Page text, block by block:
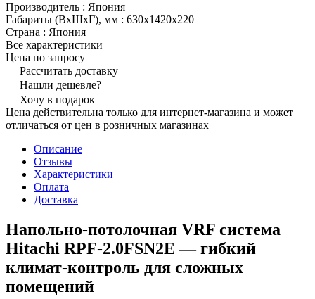
Производитель : Япония
Габариты (ВxШxГ), мм : 630x1420x220
Страна : Япония
Все характеристики
Цена по запросу
Рассчитать доставку
Нашли дешевле?
Хочу в подарок
Цена действительна только для интернет-магазина и может
отличаться от цен в розничных магазинах
Описание
Отзывы
Характеристики
Оплата
Доставка
Напольно-потолочная VRF система
Hitachi RPF-2.0FSN2E — гибкий
климат-контроль для сложных
помещений